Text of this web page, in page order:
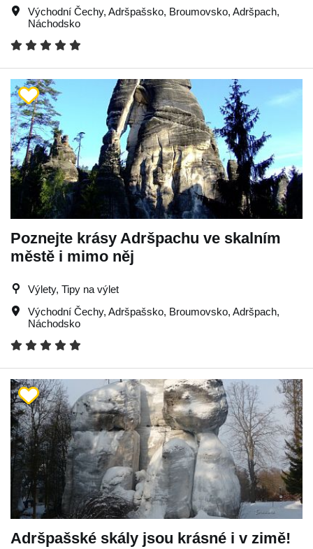
Východní Čechy, Adršpašsko, Broumovsko, Adršpach,
Náchodsko
Poznejte krásy Adršpachu ve skalním
městě i mimo něj
Výlety, Tipy na výlet
Východní Čechy, Adršpašsko, Broumovsko, Adršpach,
Náchodsko
Adršpašské skály jsou krásné i v zimě!